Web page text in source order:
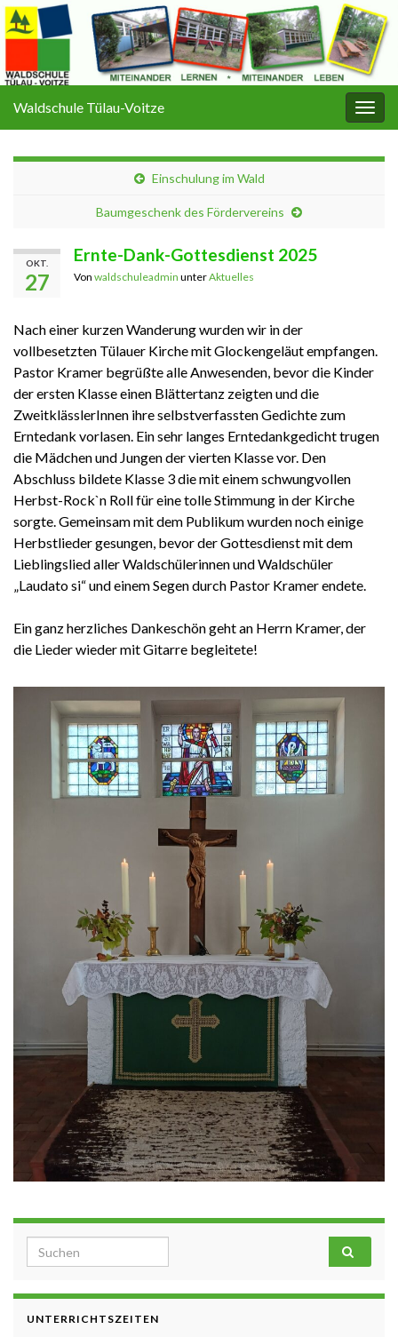
Waldschule Tülau-Voitze
Einschulung im Wald
Baumgeschenk des Fördervereins
OKT.
27
Ernte-Dank-Gottesdienst 2025
Von waldschuleadmin unterAktuelles
Nach einer kurzen Wanderung wurden wir in der
vollbesetzten Tülauer Kirche mit Glockengeläut empfangen.
Pastor Kramer begrüßte alle Anwesenden, bevor die Kinder
der ersten Klasse einen Blättertanz zeigten und die
ZweitklässlerInnen ihre selbstverfassten Gedichte zum
Erntedank vorlasen. Ein sehr langes Erntedankgedicht trugen
die Mädchen und Jungen der vierten Klasse vor. Den
Abschluss bildete Klasse 3 die mit einem schwungvollen
Herbst-Rock`n Roll für eine tolle Stimmung in der Kirche
sorgte. Gemeinsam mit dem Publikum wurden noch einige
Herbstlieder gesungen, bevor der Gottesdienst mit dem
Lieblingslied aller Waldschülerinnen und Waldschüler
„Laudato si“ und einem Segen durch Pastor Kramer endete.
Ein ganz herzliches Dankeschön geht an Herrn Kramer, der
die Lieder wieder mit Gitarre begleitete!
Search for:
UNTERRICHTSZEITEN